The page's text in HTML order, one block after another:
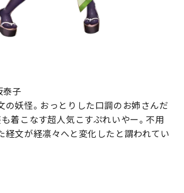
泰子
の妖怪。おっとりした口調のお姉さんだ
も着こなす超人気こすぷれいやー。不用
経文が経凛々へと変化したと謂われてい